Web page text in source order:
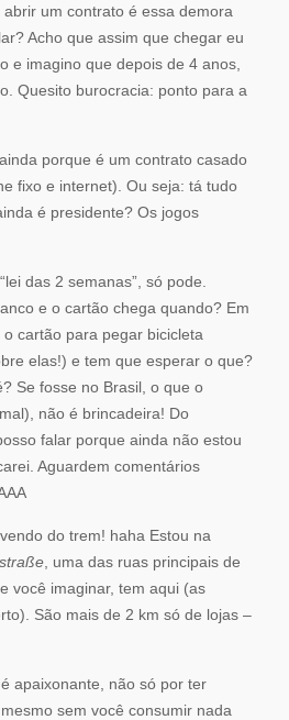
um contrato é essa demora
Acho que assim que chegar eu
e imagino que depois de 4 anos,
Quesito burocracia: ponto para a
porque é um contrato casado
fixo e internet). Ou seja: tá tudo
é presidente? Os jogos
das 2 semanas”, só pode.
e o cartão chega quando? Em
cartão para pegar bicicleta
elas!) e tem que esperar o que?
Se fosse no Brasil, o que o
não é brincadeira! Do
falar porque ainda não estou
Aguardem comentários
do trem! haha Estou na
, uma das ruas principais de
você imaginar, tem aqui (as
São mais de 2 km só de lojas –
apaixonante, não só por ter
sem você consumir nada